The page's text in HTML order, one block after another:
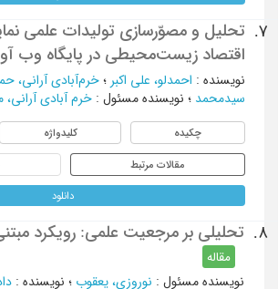
7.
تحلیل و مصوّرسازی تولیدات علمی
اقتصاد زیست‌محیطی در پایگاه وب
نویسنده: احمدلو، علی اکبر؛ خرم‌آبادی آرانی،
سیدمحمد؛ نویسنده مسئول : خرم آبادی آرانی،
چکیده کلیدواژه
مقالات مرتبط
دانلود
8. تحلیلی بر مرجعیت علمی: رویکرد
مقاله
نویسنده مسئول : نوروزی، یعقوب؛ نویسنده: